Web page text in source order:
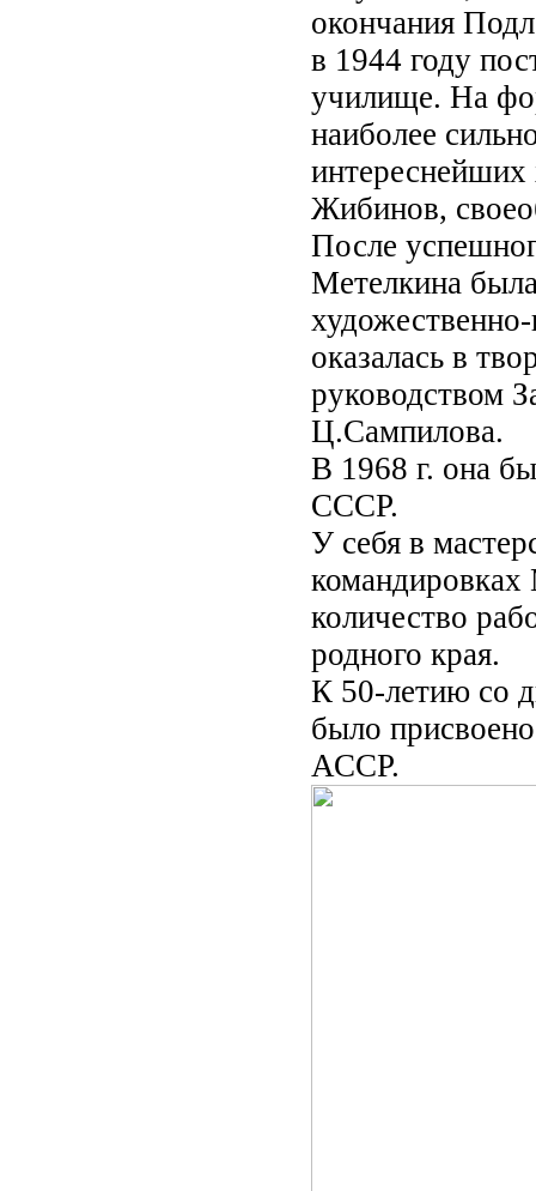
окончания
в 1944 году
училище. На
наиболее
Жибинов,
После
Метелкина
оказалась в
руководством
Ц.Сампилова.
В 1968 г. она
СССР.
У себя в
количество
родного края.
К 50-летию со
было
АССР.